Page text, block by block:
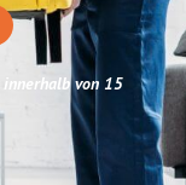
innerhalb von 15